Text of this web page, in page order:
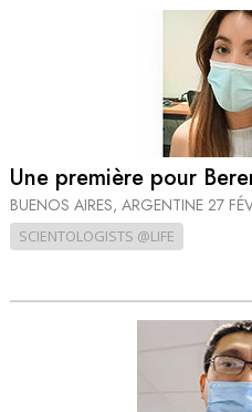
Une première pour
BUENOS AIRES, ARGENTINE 27
SCIENTOLOGISTS @LIFE